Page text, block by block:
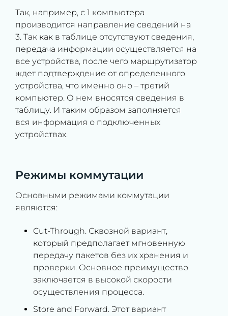
Так, например, с 1 компьютера
производится направление сведений на
3. Так как в таблице отсутствуют сведения,
передача информации осуществляется на
все устройства, после чего маршрутизатор
ждет подтверждение от определенного
устройства, что именно оно – третий
компьютер. О нем вносятся сведения в
таблицу. И таким образом заполняется
вся информация о подключенных
устройствах.
Режимы коммутации
Основными режимами коммутации
являются:
Cut-Through. Сквозной вариант,
который предполагает мгновенную
передачу пакетов без их хранения и
проверки. Основное преимущество
заключается в высокой скорости
осуществления процесса.
Store and Forward. Этот вариант